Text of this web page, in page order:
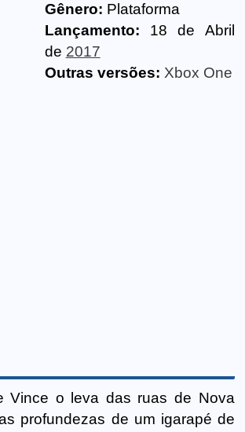
Gênero: Plataforma
Lançamento: 18 de Abril
de 2017
Outras versões: Xbox One
Vince o leva das ruas de Nova
profundezas de um igarapé de